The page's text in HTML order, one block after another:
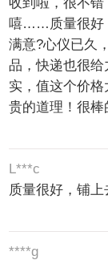
嘻……质量很好
满意?心仪已久
品，快递也很
实，值这个价
贵的道理！很棒
L***c
质量很好，铺上
****g